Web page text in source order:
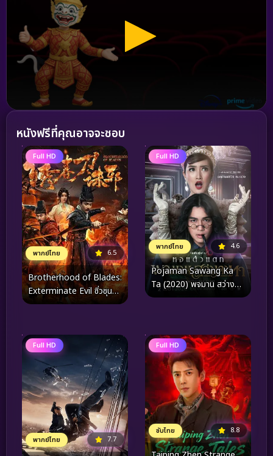
หนังฟรีที่คุณอาจจะชอบ
Full HD
พากย์ไทย 6.5
Brotherhood of Blades:
Exterminate Evil ซิ่วซุน
เตา: ขจัดวิญญาณร้าย
Full HD
พากย์ไทย 4.6
Pojaman Sawang Ka
Ta (2020) พจมาน สว่างคา
ตา
Full HD
พากย์ไทย 7.7
Full HD
ซับไทย 8.8